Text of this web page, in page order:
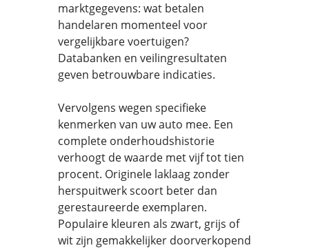
marktgegevens: wat betalen
handelaren momenteel voor
vergelijkbare voertuigen?
Databanken en veilingresultaten
geven betrouwbare indicaties.
Vervolgens wegen specifieke
kenmerken van uw auto mee. Een
complete onderhoudshistorie
verhoogt de waarde met vijf tot tien
procent. Originele laklaag zonder
herspuitwerk scoort beter dan
gerestaureerde exemplaren.
Populaire kleuren als zwart, grijs of
wit zijn gemakkelijker doorverkopend